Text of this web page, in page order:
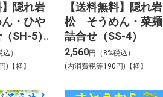
】隠れ岩
・ひや
SH-5）
）
)【軽】
【送料無料】隠れ岩
松 そうめん・菜麺
詰合せ（SS-4）
2,560円（8%税込）
(内消費税等190円)【軽】